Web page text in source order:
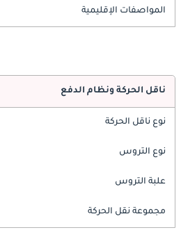
المواصفات الإقليمية
ناقل الحركة ونظام الدفع
نوع ناقل الحركة
نوع التروس
علبة التروس
مجموعة نقل الحركة